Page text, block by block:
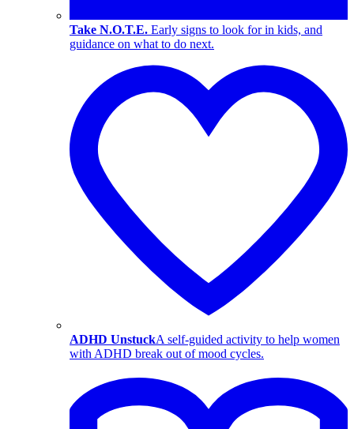
Take N.O.T.E. Early signs to look for in kids, and
guidance on what to do next.
ADHD UnstuckA self-guided activity to help women
with ADHD break out of mood cycles.